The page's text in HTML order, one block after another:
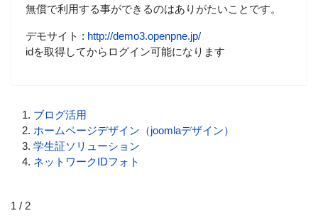
無償で利用する事ができるのはありがたいことです。
デモサイト : http://demo3.openpne.jp/
idを取得してからログイン可能になります
ブログ活用
ホームページデザイン（joomlaデザイン）
学生証ソリューション
ネットワークIDフォト
1 / 2